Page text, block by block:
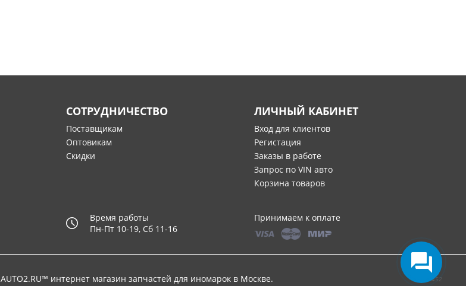
СОТРУДНИЧЕСТВО
Поставщикам
Оптовикам
Скидки
ЛИЧНЫЙ КАБИНЕТ
Вход для клиентов
Регистация
Заказы в работе
Запрос по VIN авто
Корзина товаров
Время работы
Пн-Пт 10-19, Сб 11-16
Принимаем к оплате
AUTO2.RU™ интернет магазин запчастей для иномарок в Москве. 0,0452